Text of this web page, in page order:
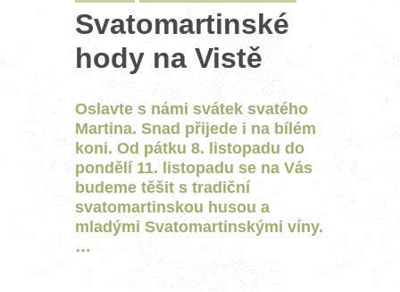
Svatomartinské
hody na Vistě
Oslavte s námi svátek svatého
Martina. Snad přijede i na bílém
koni. Od pátku 8. listopadu do
pondělí 11. listopadu se na Vás
budeme těšit s tradiční
svatomartinskou husou a
mladými Svatomartinskými víny.
…